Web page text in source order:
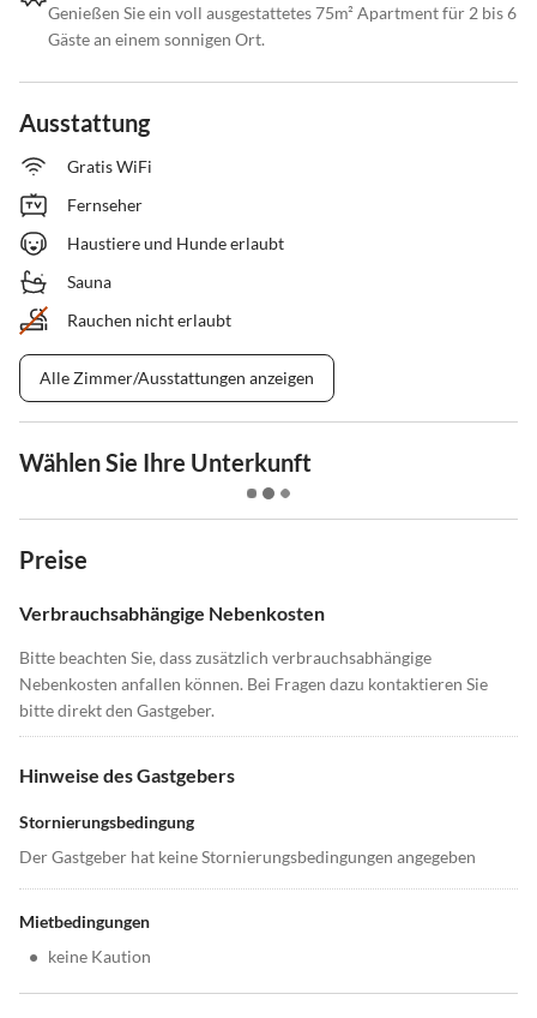
Genießen Sie ein voll ausgestattetes 75m² Apartment für 2 bis 6
Gäste an einem sonnigen Ort.
Ausstattung
Gratis WiFi
Fernseher
Haustiere und Hunde erlaubt
Sauna
Rauchen nicht erlaubt
Alle Zimmer/Ausstattungen anzeigen
Wählen Sie Ihre Unterkunft
Preise
Verbrauchsabhängige Nebenkosten
Bitte beachten Sie, dass zusätzlich verbrauchsabhängige
Nebenkosten anfallen können. Bei Fragen dazu kontaktieren Sie
bitte direkt den Gastgeber.
Hinweise des Gastgebers
Stornierungsbedingung
Der Gastgeber hat keine Stornierungsbedingungen angegeben
Mietbedingungen
• keine Kaution